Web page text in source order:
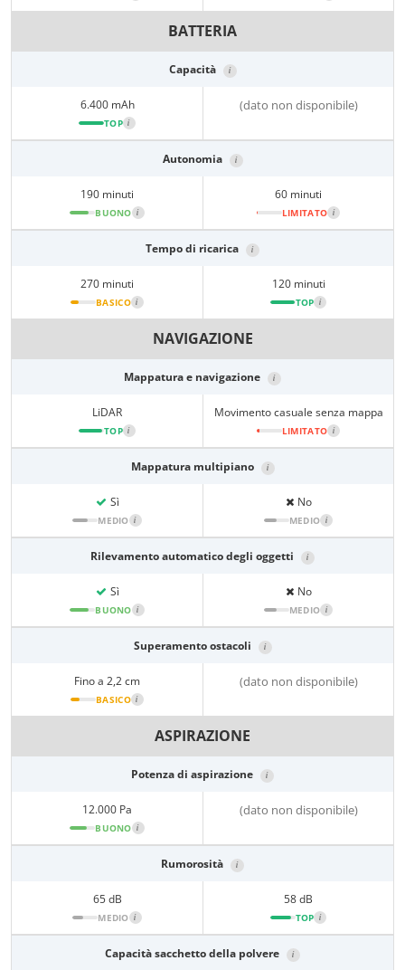
BATTERIA
Capacità i
6.400 mAh
TOP i
(dato non disponibile)
Autonomia i
190 minuti
BUONO i
60 minuti
LIMITATO i
Tempo di ricarica i
270 minuti
BASICO i
120 minuti
TOP i
NAVIGAZIONE
Mappatura e navigazione i
LiDAR
TOP i
Movimento casuale senza mappa
LIMITATO i
Mappatura multipiano i
Sì
MEDIO i
No
MEDIO i
Rilevamento automatico degli oggetti i
Sì
BUONO i
No
MEDIO i
Superamento ostacoli i
Fino a 2,2 cm
BASICO i
(dato non disponibile)
ASPIRAZIONE
Potenza di aspirazione i
12.000 Pa
BUONO i
(dato non disponibile)
Rumorosità i
65 dB
MEDIO i
58 dB
TOP i
Capacità sacchetto della polvere i